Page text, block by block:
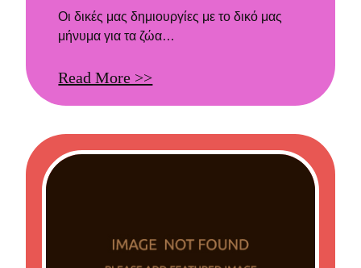
Οι δικές μας δημιουργίες με το δικό μας
μήνυμα για τα ζώα…
Read More >>